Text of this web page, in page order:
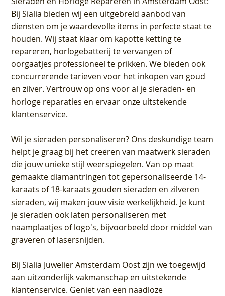
Bij Sialia bieden wij een uitgebreid aanbod van
diensten om je waardevolle items in perfecte staat te
houden. Wij staat klaar om kapotte ketting te
repareren, horlogebatterij te vervangen of
oorgaatjes professioneel te prikken. We bieden ook
concurrerende tarieven voor het inkopen van goud
en zilver. Vertrouw op ons voor al je sieraden- en
horloge reparaties en ervaar onze uitstekende
klantenservice.
Wil je sieraden personaliseren? Ons deskundige team
helpt je graag bij het creëren van maatwerk sieraden
die jouw unieke stijl weerspiegelen. Van op maat
gemaakte diamantringen tot gepersonaliseerde 14-
karaats of 18-karaats gouden sieraden en zilveren
sieraden, wij maken jouw visie werkelijkheid. Je kunt
je sieraden ook laten personaliseren met
naamplaatjes of logo's, bijvoorbeeld door middel van
graveren of lasersnijden.
BijSialia Juwelier Amsterdam Oostzijn we toegewijd
aan uitzonderlijk vakmanschap en uitstekende
klantenservice. Geniet van een naadloze